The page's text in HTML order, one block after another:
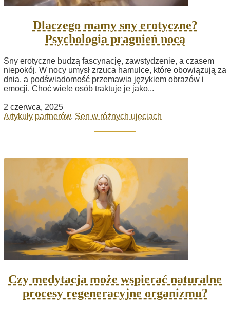
Dlaczego mamy sny erotyczne?
Psychologia pragnień nocą
Sny erotyczne budzą fascynację, zawstydzenie, a czasem
niepokój. W nocy umysł zrzuca hamulce, które obowiązują za
dnia, a podświadomość przemawia językiem obrazów i
emocji. Choć wiele osób traktuje je jako...
2 czerwca, 2025
Artykuły partnerów, Sen w różnych ujęciach
Czy medytacja może wspierać naturalne
procesy regeneracyjne organizmu?